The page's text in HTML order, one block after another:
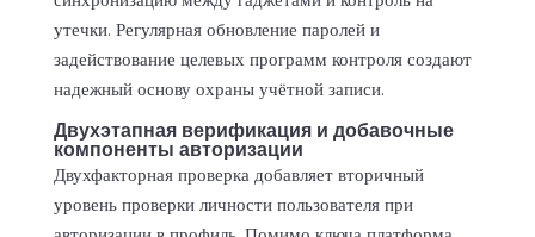
утечки. Регулярная обновление паролей и
задействование целевых программ контроля создают
надежный основу охраны учётной записи.
Двухэтапная верификация и добавочные
компоненты авторизации
Двухфакторная проверка добавляет вторичный
уровень проверки личности пользователя при